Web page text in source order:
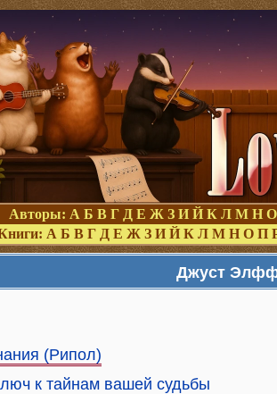
Авторы: А Б В Г Д Е Ж З И Й К Л М Н О
А Б В Г Д Е Ж З И Й К Л М Н О П
Джуст
(Рипол)
к тайнам вашей судьбы